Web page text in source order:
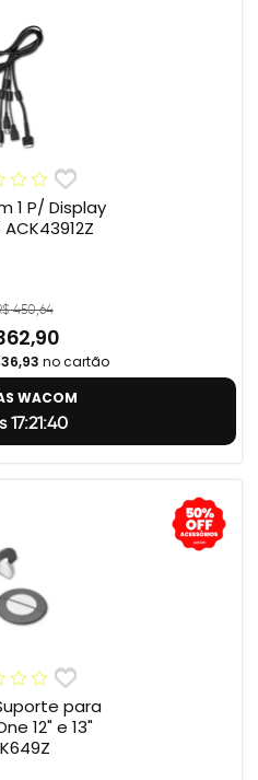
1 P/ Display
450,64
no cartão
WACOM
17:21:39
para
e 13"